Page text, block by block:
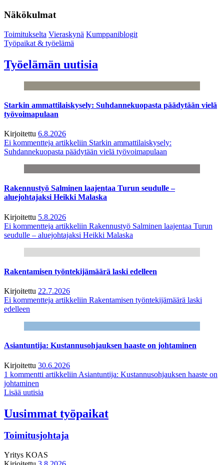
Näkökulmat
Toimitukselta Vieraskynä Kumppaniblogit
Työpaikat & työelämä
Työelämän uutisia
Starkin ammattilaiskysely: Suhdannekuopasta päädytään vielä
työvoimapulaan
Kirjoitettu 6.8.2026
Ei kommentteja artikkeliin Starkin ammattilaiskysely:
Suhdannekuopasta päädytään vielä työvoimapulaan
Rakennustyö Salminen laajentaa Turun seudulle –
aluejohtajaksi Heikki Malaska
Kirjoitettu 5.8.2026
Ei kommentteja artikkeliin Rakennustyö Salminen laajentaa Turun
seudulle – aluejohtajaksi Heikki Malaska
Rakentamisen työntekijämäärä laski edelleen
Kirjoitettu 22.7.2026
Ei kommentteja artikkeliin Rakentamisen työntekijämäärä laski
edelleen
Asiantuntija: Kustannusohjauksen haaste on johtaminen
Kirjoitettu 30.6.2026
1 kommentti artikkeliin Asiantuntija: Kustannusohjauksen haaste on
johtaminen
Lisää uutisia
Uusimmat työpaikat
Toimitusjohtaja
Yritys KOAS